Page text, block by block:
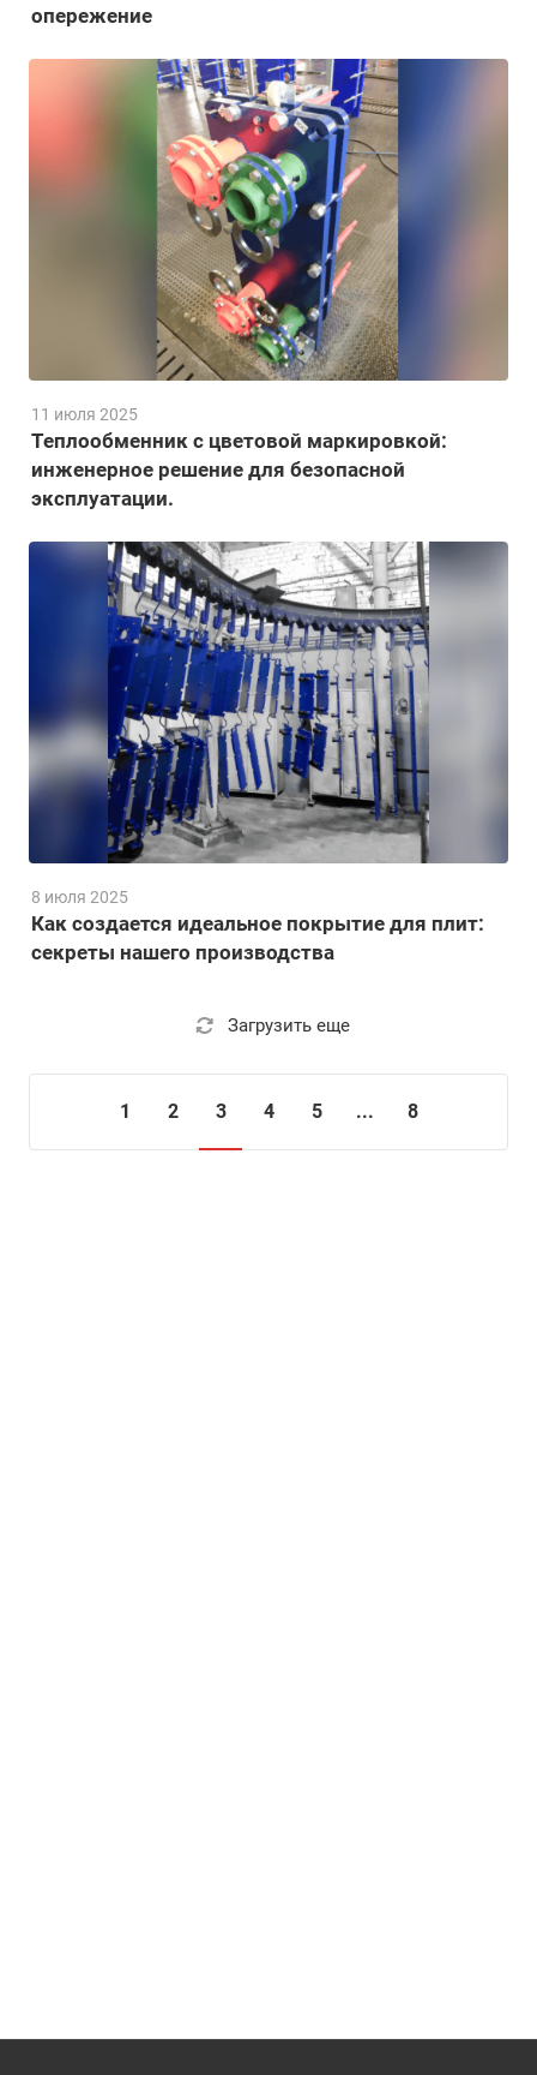
опережение
Теплообменник с цветовой маркировкой:
инженерное решение для безопасной
эксплуатации.
11 июля 2025
Как создается идеальное покрытие для плит:
секреты нашего производства
8 июля 2025
Загрузить еще
1 2 3 4 5 ... 8